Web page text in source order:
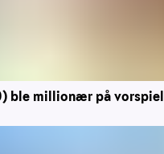
ble millionær på vorspiel